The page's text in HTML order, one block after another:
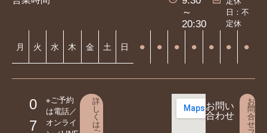
～
20:30
日：不
定休
月 火 水 木 金 土 日 ⚫︎ ⚫︎ ⚫︎ ⚫︎ ⚫︎ ⚫︎ ⚫︎
0
7
※ご予約
は電話／
オンライ
詳
し
く
は
お問い
合わせ
お
問
合
せ